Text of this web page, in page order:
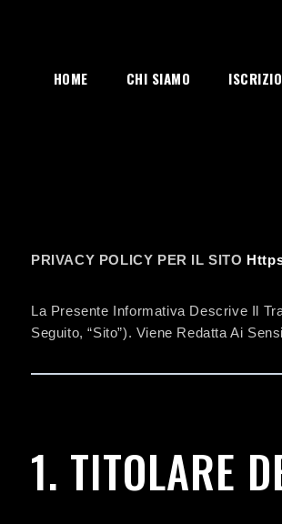
HOME CHI SIAMO
PRIVACY POLICY PER IL SITO
La Presente Informativa Descrive Il
Seguito, “Sito”). Viene Redatta Ai
1. TITOLARE